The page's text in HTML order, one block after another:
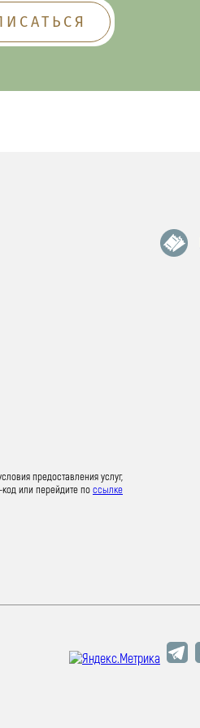
предоставления услуг,
код или перейдите поссылке